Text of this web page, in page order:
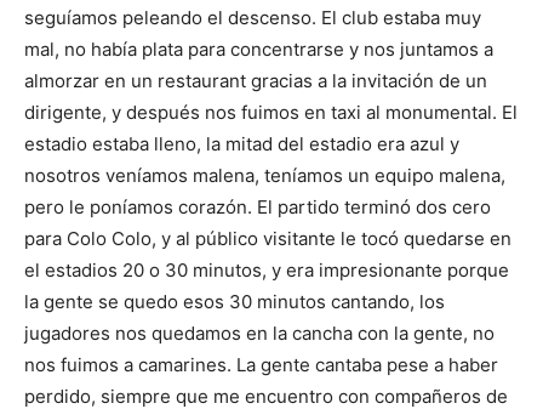
seguíamos peleando el descenso. El club estaba muy
mal, no había plata para concentrarse y nos juntamos a
almorzar en un restaurant gracias a la invitación de un
dirigente, y después nos fuimos en taxi al monumental. El
estadio estaba lleno, la mitad del estadio era azul y
nosotros veníamos malena, teníamos un equipo malena,
pero le poníamos corazón. El partido terminó dos cero
para Colo Colo, y al público visitante le tocó quedarse en
el estadios 20 o 30 minutos, y era impresionante porque
la gente se quedo esos 30 minutos cantando, los
jugadores nos quedamos en la cancha con la gente, no
nos fuimos a camarines. La gente cantaba pese a haber
perdido, siempre que me encuentro con compañeros de